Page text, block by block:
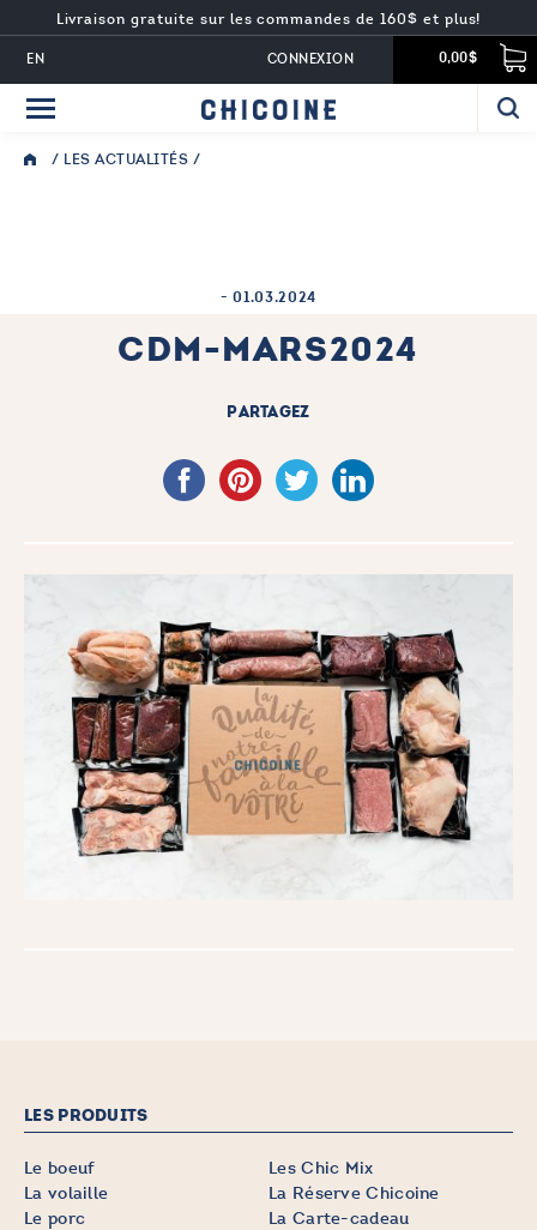
EN
Livraison gratuite sur les commandes de 160$ et plus!
0,00$
CONNEXION
/ LES ACTUALITÉS /
-01.03.2024
CDM-MARS2024
PARTAGEZ
LES PRODUITS
Le boeuf
La volaille
Le porc
Les Chic Mix
La Réserve Chicoine
La Carte-cadeau